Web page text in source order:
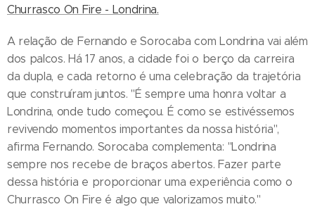
Churrasco On Fire - Londrina.
A relação de Fernando e Sorocaba com Londrina vai além
dos palcos. Há 17 anos, a cidade foi o berço da carreira
da dupla, e cada retorno é uma celebração da trajetória
que construíram juntos. "É sempre uma honra voltar a
Londrina, onde tudo começou. É como se estivéssemos
revivendo momentos importantes da nossa história",
afirma Fernando. Sorocaba complementa: "Londrina
sempre nos recebe de braços abertos. Fazer parte
dessa história e proporcionar uma experiência como o
Churrasco On Fire é algo que valorizamos muito."